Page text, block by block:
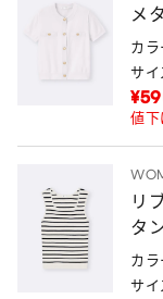
メ
カ
サイ
値下
リ
タ
カ
サイ